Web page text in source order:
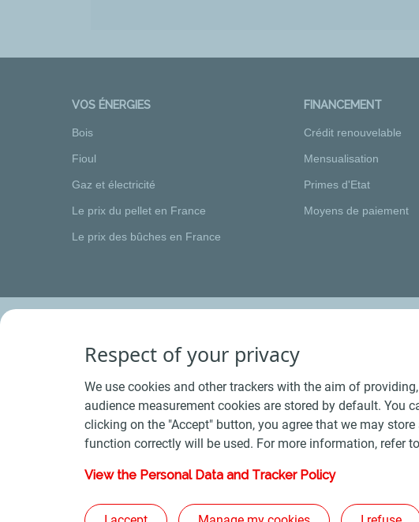
VOS ÉNERGIES
Bois
Fioul
Gaz et électricité
Le prix du pellet en France
Le prix des bûches en France
FINANCEMENT
Crédit renouvelable
Mensualisation
Primes d'Etat
Moyens de paiement
Conditions Générales de Vente Bois - Conditions Générales de
Plan du site -
Respect of your privacy
We use cookies and other trackers with the aim of
audience measurement cookies are stored by default. You
clicking on the "Accept" button, you agree that we may
function correctly will be used. For more information, refer
View the Personal Data and Tracker Policy